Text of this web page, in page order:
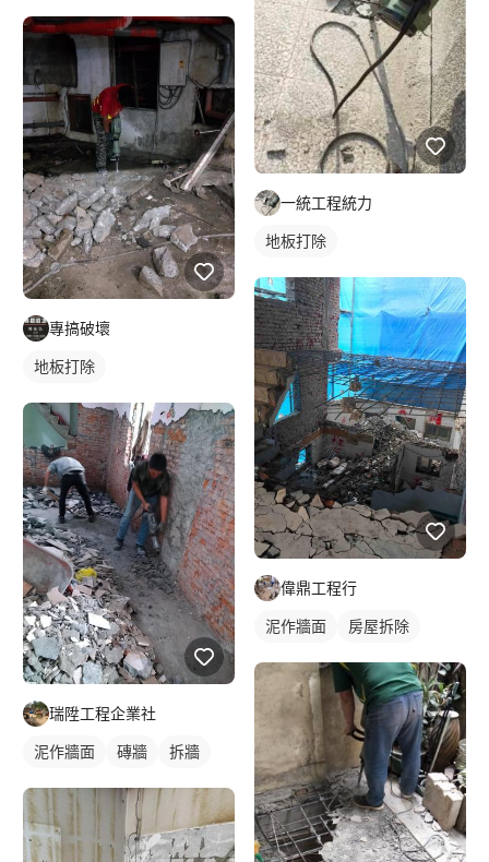
專搞破壞
地板打除
瑞陞工程企業社
泥作牆面 磚牆 拆牆
一統工程統力
地板打除
偉鼎工程行
泥作牆面 房屋拆除